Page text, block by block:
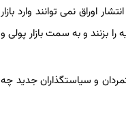
اوراق نمی توانند وارد بازار
بزنند و به سمت بازار پولی و
و سیاستگذاران جدید چه